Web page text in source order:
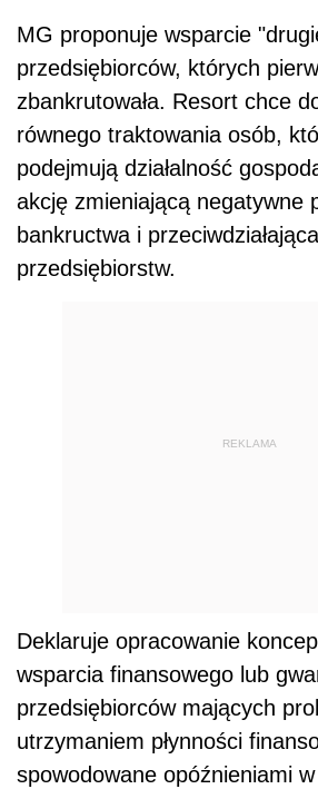
MG proponuje wsparcie
przedsiębiorców, których
zbankrutowała. Resort chce
równego traktowania osób,
podejmują działalność
akcję zmieniającą negatywne
bankructwa i
przedsiębiorstw.
REKLAMA
Deklaruje opracowanie
wsparcia finansowego lub
przedsiębiorców mających
utrzymaniem płynności
spowodowane opóźnieniami